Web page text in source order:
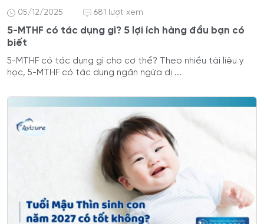
05/12/2025 681 lượt xem
5-MTHF có tác dụng gì? 5 lợi ích hàng đầu bạn có
biết
5-MTHF có tác dụng gì cho cơ thể? Theo nhiều tài liệu y
học, 5-MTHF có tác dụng ngăn ngừa dị ...